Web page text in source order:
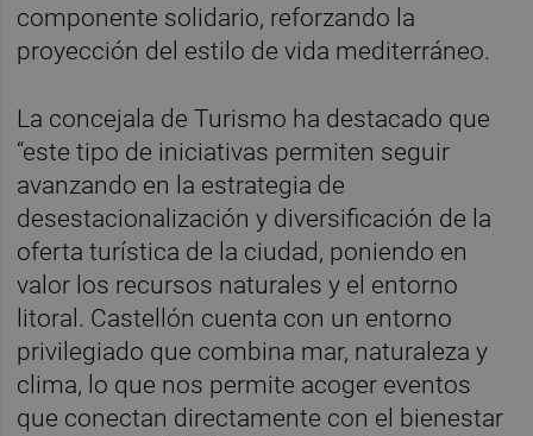
componente solidario, reforzando la
proyección del estilo de vida mediterráneo.
La concejala de Turismo ha destacado que
“este tipo de iniciativas permiten seguir
avanzando en la estrategia de
desestacionalización y diversificación de la
oferta turística de la ciudad, poniendo en
valor los recursos naturales y el entorno
litoral. Castellón cuenta con un entorno
privilegiado que combina mar, naturaleza y
clima, lo que nos permite acoger eventos
que conectan directamente con el bienestar